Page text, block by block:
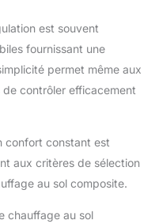
est souvent
fournissant une
permet même aux
contrôler efficacement
confort constant est
aux critères de sélection
au sol composite.
chauffage au sol